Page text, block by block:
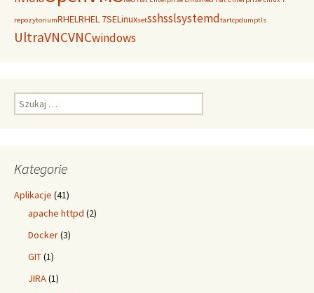
repozytoriumRHELRHEL 7SELinuxsetsshsslsystemdtartcpdumptls
UltraVNCVNCwindows
Szukaj:
Kategorie
Aplikacje (41)
apache httpd (2)
Docker(3)
GIT(1)
JIRA(1)